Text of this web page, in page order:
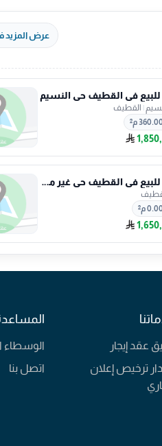
عرض المزيد
للبيع في القطيف حي النسيم
| القطيف
م²
فيلا للبيع في القطيف حي غير محدد
م²
عقد إيجار
ترخيص إعلان
الوسطاء
اتصل بنا